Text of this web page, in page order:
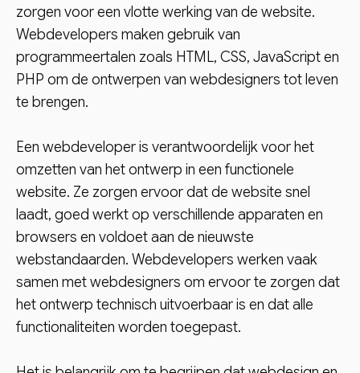
zorgen voor een vlotte werking van de website.
Webdevelopers maken gebruik van
programmeertalen zoals HTML, CSS, JavaScript en
PHP om de ontwerpen van webdesigners tot leven
te brengen.
Een webdeveloper is verantwoordelijk voor het
omzetten van het ontwerp in een functionele
website. Ze zorgen ervoor dat de website snel
laadt, goed werkt op verschillende apparaten en
browsers en voldoet aan de nieuwste
webstandaarden. Webdevelopers werken vaak
samen met webdesigners om ervoor te zorgen dat
het ontwerp technisch uitvoerbaar is en dat alle
functionaliteiten worden toegepast.